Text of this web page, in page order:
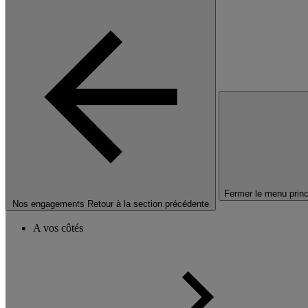
Nos engagements Retour à la section précédente
Fermer le menu
A vos côtés